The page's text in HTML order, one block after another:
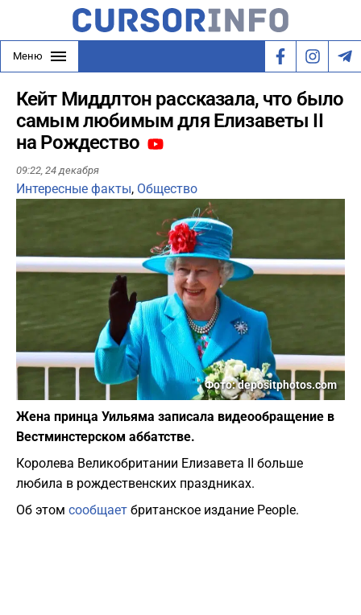
Меню
Кейт Миддлтон рассказала, что было
самым любимым для Елизаветы II
на Рождество
09:22, 24 декабря
Интересные факты, Общество
Фото: depositphotos.com
Жена принца Уильяма записала видеообращение в
Вестминстерском аббатстве.
Королева Великобритании Елизавета II больше
любила в рождественских праздниках.
Об этом сообщает британское издание Рeople.